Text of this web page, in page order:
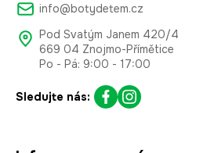
info@botydetem.cz
Pod Svatým Janem 420/4
669 04 Znojmo-Přímětice
Po - Pá: 9:00 - 17:00
Sledujte nás: